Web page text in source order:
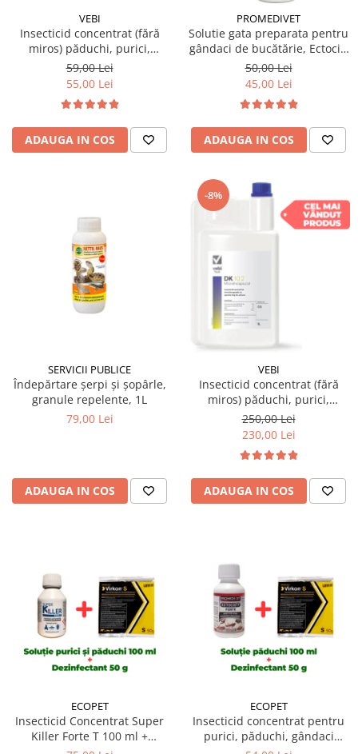
VEBI
Insecticid concentrat (fără
miros) păduchi, purici,
gândaci, furnici, muște,
țânțari, DRAKER 100ml
59,00 Lei
55,00 Lei
ADAUGA IN COS
PROMEDIVET
Solutie gata preparata pentru
gândaci de bucătărie, Ectocid
spray, 500ml
50,00 Lei
45,00 Lei
ADAUGA IN COS
SERVICII PUBLICE
Îndepărtare șerpi și șopârle,
granule repelente, 1L
79,00 Lei
ADAUGA IN COS
-8%
VEBI
Insecticid concentrat (fără
miros) păduchi, purici,
gândaci, furnici, muște,
țânțari, DRAKER 1 Litru
250,00 Lei
230,00 Lei
ADAUGA IN COS
ECOPET
Insecticid Concentrat Super
Killer Forte T 100 ml +
ECOPET
Insecticid concentrat pentru
purici, păduchi, gândaci